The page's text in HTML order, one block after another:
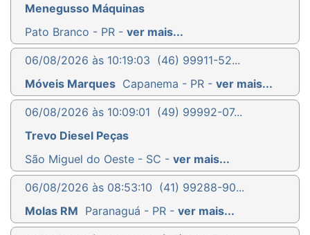
Menegusso Máquinas
Pato Branco - PR - ver mais...
06/08/2026 às 10:19:03 (46) 99911-52...
Móveis Marques Capanema - PR - ver mais...
06/08/2026 às 10:09:01 (49) 99992-07...
Trevo Diesel Peças
São Miguel do Oeste - SC - ver mais...
06/08/2026 às 08:53:10 (41) 99288-90...
Molas RM Paranaguá - PR - ver mais...